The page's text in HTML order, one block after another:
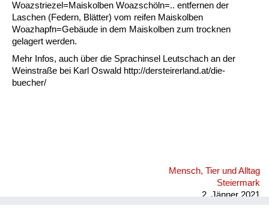
Woazstriezel=Maiskolben Woazschöln=.. entfernen der
Laschen (Federn, Blätter) vom reifen Maiskolben
Woazhapfn=Gebäude in dem Maiskolben zum trocknen
gelagert werden.
Mehr Infos, auch über die Sprachinsel Leutschach an der
Weinstraße bei Karl Oswald http://dersteirerland.at/die-
buecher/
Mensch, Tier und Alltag
Steiermark
2. Jänner 2021